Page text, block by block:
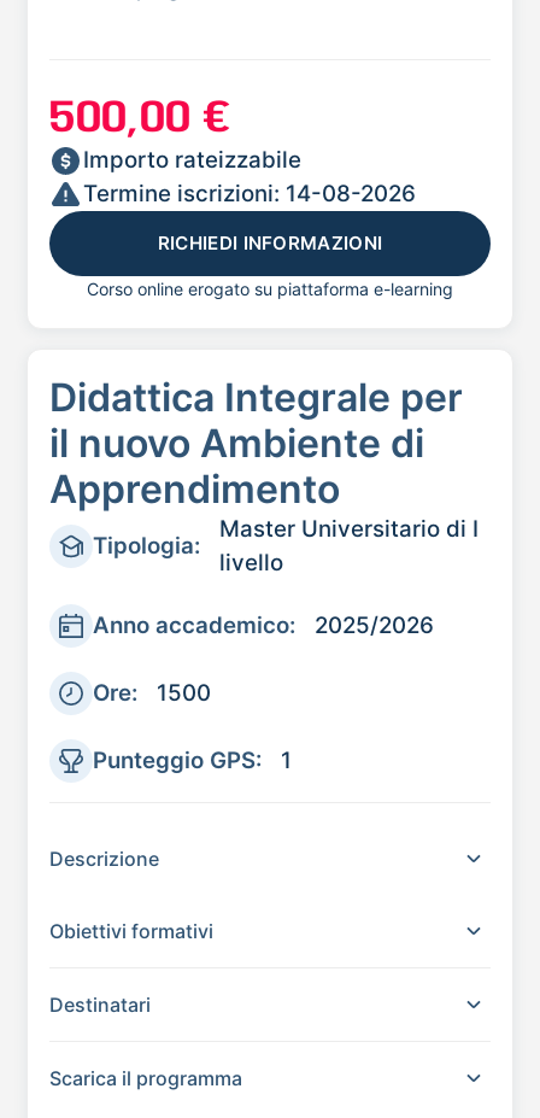
500,00 €
Importo rateizzabile
Termine iscrizioni: 14-08-2026
RICHIEDI INFORMAZIONI
Corso online erogato su piattaforma e-learning
Didattica Integrale per
il nuovo Ambiente di
Apprendimento
Tipologia:
Master Universitario di I
livello
Anno accademico: 2025/2026
Ore: 1500
Punteggio GPS: 1
Descrizione
Obiettivi formativi
Destinatari
Scarica il programma